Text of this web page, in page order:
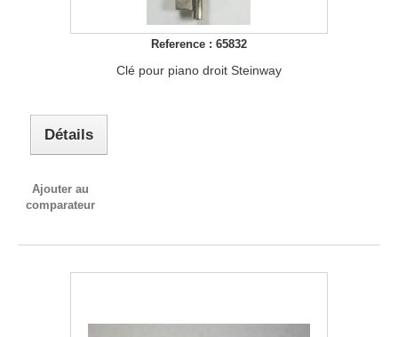
Reference : 65832
Clé pour piano droit Steinway
Détails
Ajouter au
comparateur